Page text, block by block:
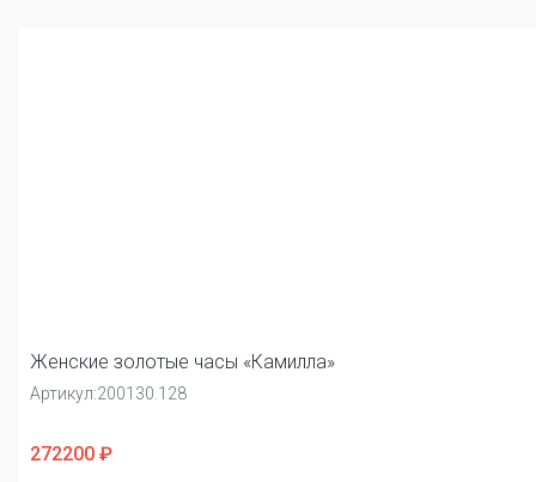
Женские золотые часы «Камилла»
Артикул:200130.128
272200 ₽